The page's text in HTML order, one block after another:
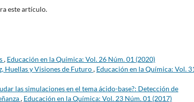
este artículo.
, Educación en la Química: Vol. 26 Núm. 01 (2020)
Huellas y Visiones de Futuro, Educación en la Química: Vol.
las simulaciones en el tema ácido-base?: Detección de
, Educación en la Química: Vol. 23 Núm. 01 (2017)